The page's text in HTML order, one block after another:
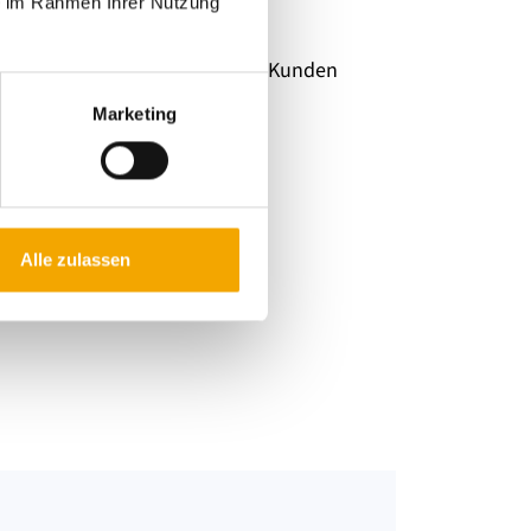
Marketing
Alle zulassen
Lösungen unsere Kunden
inspirieren!